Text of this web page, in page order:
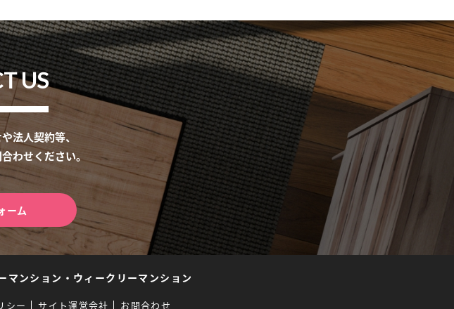
US
法人契約等、
わせください。
ーム
マンション・ウィークリーマンション
シー サイト運営会社 お問合わせ